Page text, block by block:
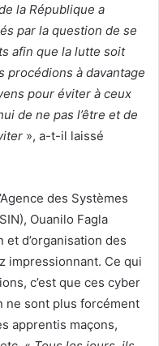
la République a
par la question de se
afin que la lutte soit
procédions à davantage
pour éviter à ceux
de ne pas l’être et de
», a-t-il laissé
des Systèmes
Ouanilo Fagla
et d’organisation des
impressionnant. Ce qui
c’est que ces cyber
ne sont plus forcément
apprentis maçons,